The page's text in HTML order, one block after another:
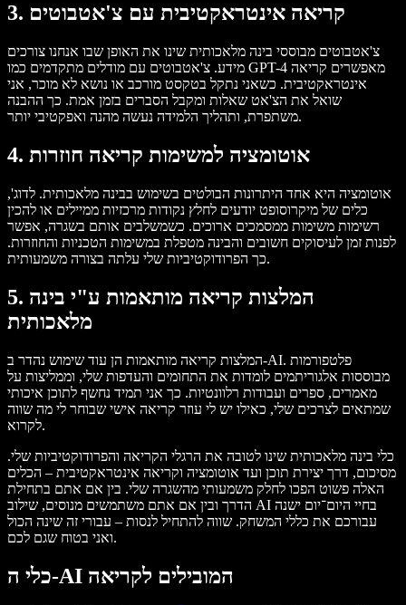
3. קריאה אינטראקטיבית עם צ'אטבוטים
צ'אטבוטים מבוססי בינה מלאכותית שינו את האופן שבו אנחנו צורכים
מידע. צ'אטבוטים עם מודלים מתקדמים כמו GPT-4 מאפשרים קריאה
אינטראקטיבית. כשאני נתקל בטקסט מורכב או נושא לא מוכר, אני
שואל את הצ'אט שאלות ומקבל הסברים בזמן אמת. כך ההבנה
משתפרת, ותהליך הלמידה נעשה מהנה ואפקטיבי יותר.
4. אוטומציה למשימות קריאה חוזרות
אוטומציה היא אחד היתרונות הבולטים בשימוש בבינה מלאכותית. לדוג',
כלים של מיקרוסופט יודעים לחלץ נקודות מרכזיות ממיילים או להכין
רשימות משימות ממסמכים ארוכים. כשמשלבים אותם בשגרה, אפשר
לפנות זמן לעיסוקים חשובים והבינה מטפלת במשימות הטכניות והחוזרות.
כך הפרודוקטיביות שלי עלתה בצורה משמעותית.
5. המלצות קריאה מותאמות ע"י בינה
מלאכותית
המלצות קריאה מותאמות הן עוד שימוש נהדר ב-AI. פלטפורמות
מבוססות אלגוריתמים לומדות את התחומים והעדפות שלי, וממליצות על
מאמרים, ספרים ועבודות רלוונטיות. כך אני תמיד נחשף לתוכן איכותי
שמתאים לצרכים שלי, כאילו יש לי עוזר קריאה אישי שבוחר לי מה שווה
לקרוא.
כלי בינה מלאכותית שינו לטובה את הרגלי הקריאה והפרודוקטיביות שלי.
מסיכום, דרך יצירת תוכן ועד אוטומציה וקריאה אינטראקטיבית – הכלים
האלה פשוט הפכו לחלק משמעותי מהשגרה שלי. בין אם אתם בתחילת
הדרך ובין אם אתם משתמשים מנוסים, שילוב AI בחיי היום־יום ישנה
עבורכם את כללי המשחק. שווה להתחיל לנסות – עבורי זה שינה הכול
ואני בטוח שגם לכם.
כלי ה-AI המובילים לקריאה